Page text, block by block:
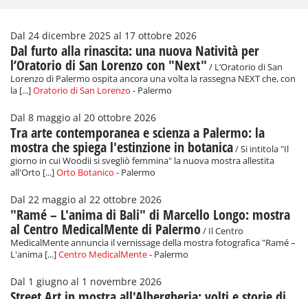
Dal 24 dicembre 2025 al 17 ottobre 2026
Dal furto alla rinascita: una nuova Natività per
l’Oratorio di San Lorenzo con "Next" / L’Oratorio di San
Lorenzo di Palermo ospita ancora una volta la rassegna NEXT che, con
la [...]Oratorio di San Lorenzo - Palermo
Dal 8 maggio al 20 ottobre 2026
Tra arte contemporanea e scienza a Palermo: la
mostra che spiega l'estinzione in botanica/ Si intitola "Il
giorno in cui Woodii si svegliò femmina" la nuova mostra allestita
all'Orto [...]Orto Botanico - Palermo
Dal 22 maggio al 22 ottobre 2026
"Ramé – L'anima di Bali" di Marcello Longo: mostra
al Centro MedicalMente di Palermo/ Il Centro
MedicalMente annuncia il vernissage della mostra fotografica "Ramé –
L'anima [...]Centro MedicalMente- Palermo
Dal 1 giugno al 1 novembre 2026